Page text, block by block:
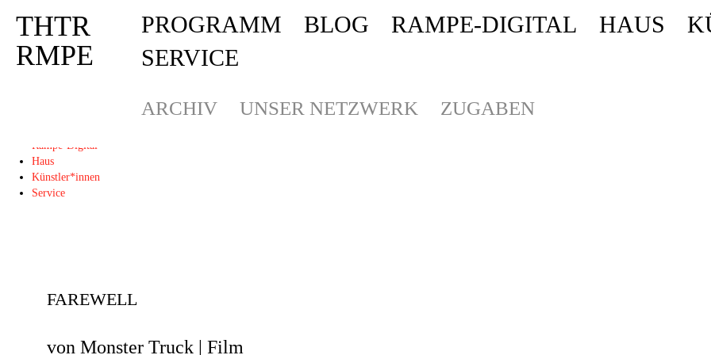
Deprecated : Die Funktion post_permalink ist seit Version 4.4.0 veraltet! Verwende stattdessen get_permalink(). in /homepages/10/d43051023/htdocs/
THTR
RMPE
Rampe-Digital
Haus
Künstler*innen
Service
THTR
RMPE
PROGRAMM BLOG RAMPE-DIGITAL HAUS
SERVICE
ARCHIV UNSER NETZWERK ZUGABEN
FAREWELL
von Monster Truck | Film